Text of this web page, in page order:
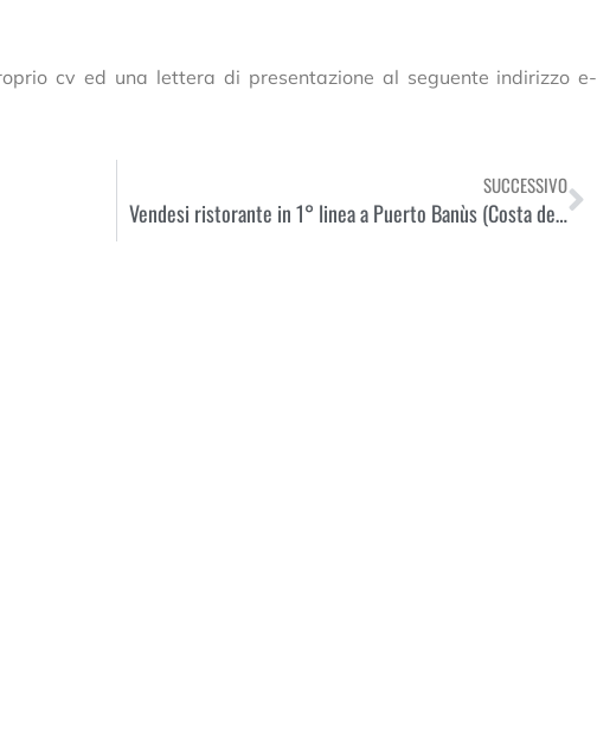
cv ed una lettera di presentazione al seguente indirizzo e-
SUCCESSIVO
Vendesi ristorante in 1° linea a Puerto Banùs (Costa del Sol)